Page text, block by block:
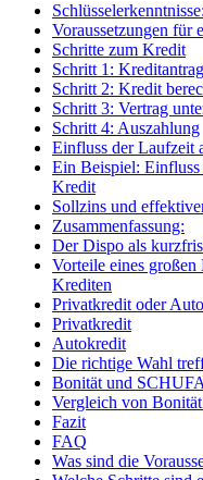
Schlüsselerkenntnisse:
Voraussetzungen für
Schritte zum Kredit
Schritt 1:
Schritt 2: Kredit
Schritt 3: Vertrag
Schritt 4: Auszahlung
Einfluss der Laufzeit
Ein Beispiel:
Kredit
Sollzins und
Zusammenfassung:
Der Dispo als
Vorteile eines großen
Krediten
Privatkredit oder
Privatkredit
Autokredit
Die richtige Wahl
Bonität und
Vergleich von
Fazit
FAQ
Was sind die